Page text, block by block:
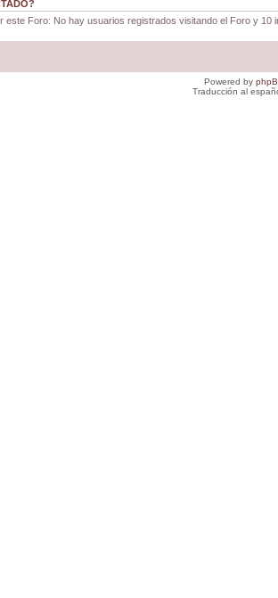
este Foro: No hay usuarios registrados visitando el Foro y 10
Powered by
Traducción al